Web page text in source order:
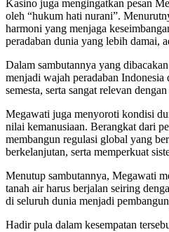
Kasino juga mengingatkan pesan
oleh “hukum hati nurani”.
harmoni yang menjaga
peradaban dunia yang lebih damai,
Dalam sambutannya yang
menjadi wajah peradaban
semesta, serta sangat relevan
Megawati juga menyoroti kondisi
nilai kemanusiaan. Berangkat dari
membangun regulasi global yang
berkelanjutan, serta memperkuat
Menutup sambutannya, Megawati
tanah air harus berjalan seiring
di seluruh dunia menjadi
Hadir pula dalam kesempatan